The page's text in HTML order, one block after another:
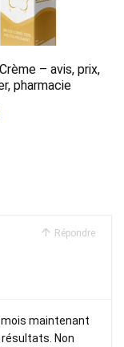
– avis, prix,
pharmacie
Répondre
mois maintenant
Non